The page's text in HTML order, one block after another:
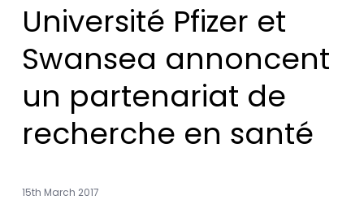
Université Pfizer et
Swansea annoncent
un partenariat de
recherche en santé
15th March 2017